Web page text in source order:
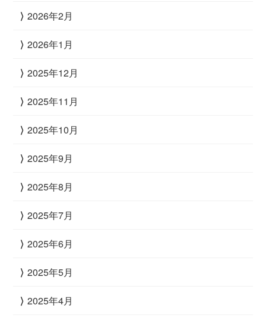
2026年2月
2026年1月
2025年12月
2025年11月
2025年10月
2025年9月
2025年8月
2025年7月
2025年6月
2025年5月
2025年4月